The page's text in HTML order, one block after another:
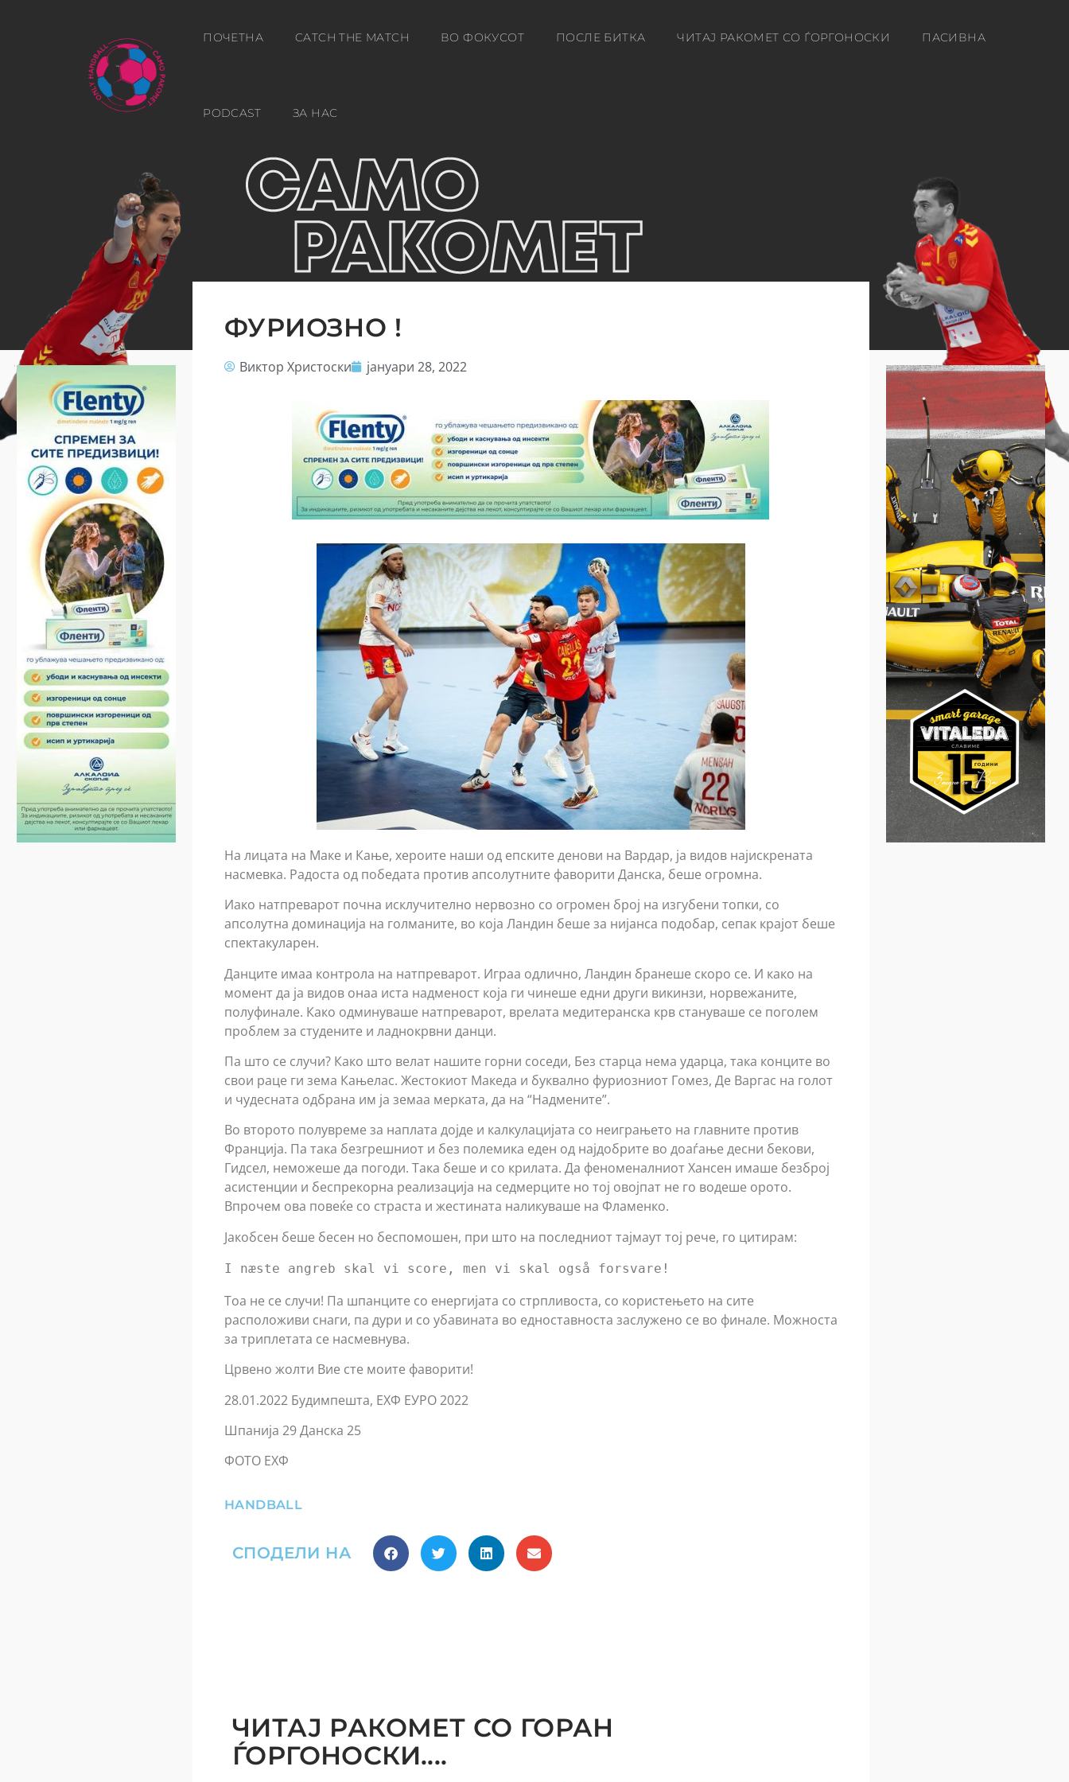
ПОЧЕТНА CATCH THE MATCH ВО ФОКУСОТ ПОСЛЕ БИТКА ЧИТАЈ РАКОМЕТ СО ЃОРГОНОСКИ ПАСИВНА
PODCAST ЗА НАС
ФУРИОЗНО !
Виктор Христоски јануари 28, 2022
На лицата на Маке и Кање, хероите наши од епските денови на Вардар, ја видов најискрената
насмевка. Радоста од победата против апсолутните фаворити Данска, беше огромна.
Иако натпреварот почна исклучително нервозно со огромен број на изгубени топки, со
апсолутна доминација на голманите, во која Ландин беше за нијанса подобар, сепак крајот беше
спектакуларен.
Данците имаа контрола на натпреварот. Играа одлично, Ландин бранеше скоро се. И како на
момент да ја видов онаа иста надменост која ги чинеше едни други викинзи, норвежаните,
полуфинале. Како одминуваше натпреварот, врелата медитеранска крв стануваше се поголем
проблем за студените и ладнокрвни данци.
Па што се случи? Како што велат нашите горни соседи, Без старца нема ударца, така конците во
свои раце ги зема Кањелас. Жестокиот Македа и буквално фуриозниот Гомез, Де Варгас на голот
и чудесната одбрана им ја земаа мерката, да на “Надмените”.
Во второто полувреме за наплата дојде и калкулацијата со неиграњето на главните против
Франција. Па така безгрешниот и без полемика еден од најдобрите во доаѓање десни бекови,
Гидсел, неможеше да погоди. Така беше и со крилата. Да феноменалниот Хансен имаше безброј
асистенции и беспрекорна реализација на седмерците но тој овојпат не го водеше орото.
Впрочем ова повеќе со страста и жестината наликуваше на Фламенко.
Јакобсен беше бесен но беспомошен, при што на последниот тајмаут тој рече, го цитирам:
Тоа не се случи! Па шпанците со енергијата со стрпливоста, со користењето на сите
расположиви снаги, па дури и со убавината во едноставноста заслужено се во финале. Можноста
за триплетата се насмевнува.
Црвено жолти Вие сте моите фаворити!
28.01.2022 Будимпешта, ЕХФ ЕУРО 2022
Шпанија 29 Данска 25
ФОТО ЕХФ
HANDBALL
СПОДЕЛИ НА
ЧИТАЈ РАКОМЕТ СО ГОРАН
ЃОРГОНОСКИ....